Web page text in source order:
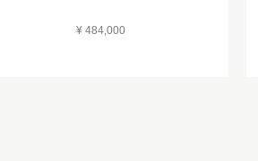
¥ 484,000